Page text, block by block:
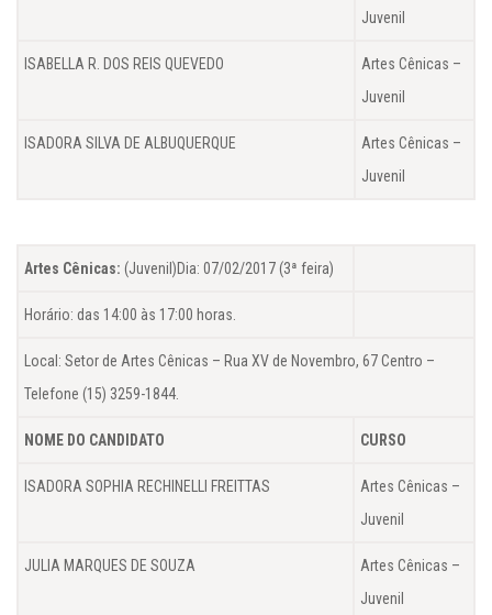
Juvenil
ISABELLA R. DOS REIS QUEVEDO
Artes Cênicas –
Juvenil
ISADORA SILVA DE ALBUQUERQUE
Artes Cênicas –
Juvenil
Artes Cênicas: (Juvenil)Dia: 07/02/2017 (3ª feira)
Horário: das 14:00 às 17:00 horas.
Local: Setor de Artes Cênicas – Rua XV de Novembro, 67 Centro –
Telefone (15) 3259-1844.
NOME DO CANDIDATO CURSO
ISADORA SOPHIA RECHINELLI FREITTAS
Artes Cênicas –
Juvenil
JULIA MARQUES DE SOUZA
Artes Cênicas –
Juvenil